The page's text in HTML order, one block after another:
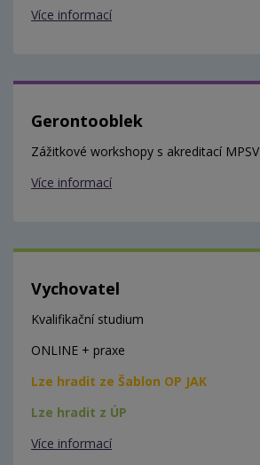
Více informací
Gerontooblek
Zážitkové workshopy s akreditací MPSV
Více informací
Vychovatel
Kvalifikační studium
ONLINE + praxe
Lze hradit ze Šablon OP JAK
Lze hradit z ÚP
Více informací